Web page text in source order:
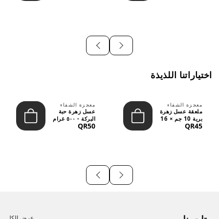
اختياراتنا اللذيذة
معجزة الشفاء
ملعقة عسل زهرة
برية 10 جم × 16
قطعة
QR45
معجزة الشفاء
عسل زهرة حبة
البركة - ٥٠٠ غرام
QR50